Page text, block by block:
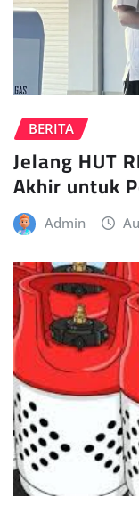
BERITA
Jelang HUT
Akhir untuk
Admin